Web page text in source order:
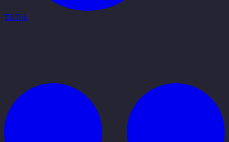
TikTok